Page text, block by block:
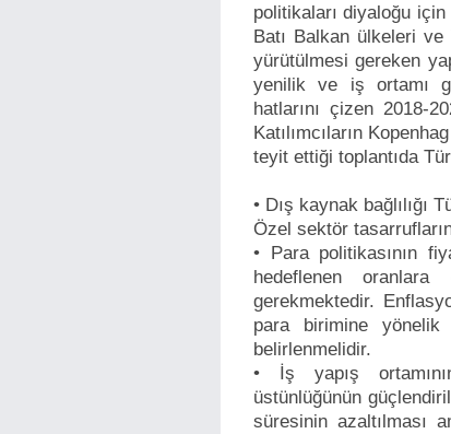
politikaları diyaloğu
Batı Balkan ülkeleri
yürütülmesi gereken
yenilik ve iş ortamı
hatlarını çizen 2018-
Katılımcıların
teyit ettiği toplantıda
• Dış kaynak bağlılığı
Özel sektör
• Para politikasının
hedeflenen
gerekmektedir.
para birimine yönelik
belirlenmelidir.
• İş yapış
üstünlüğünün
süresinin azaltılması